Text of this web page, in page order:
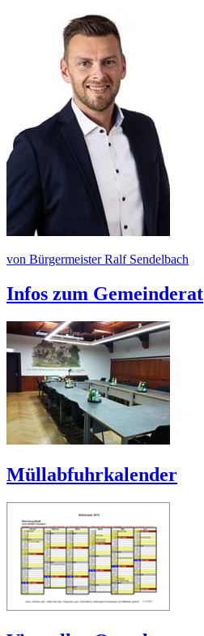
von Bürgermeister Ralf Sendelbach
Infos zum Gemeinderat
Müllabfuhrkalender